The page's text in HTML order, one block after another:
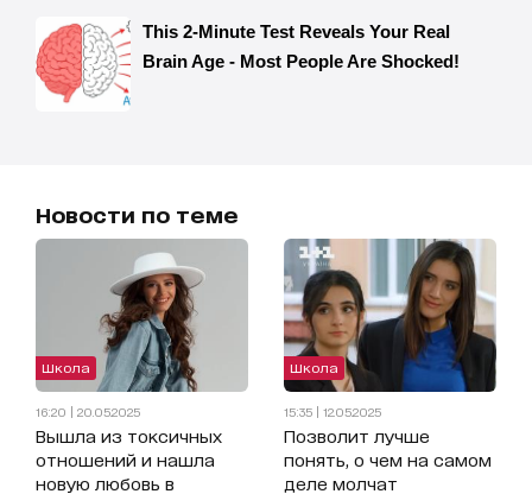
Новости по теме
Школа
16:20 | 20.05.2025
Вышла из токсичных
отношений и нашла
новую любовь в
Школа
15:35 | 12.05.2025
Позволит лучше
понять, о чем на самом
деле молчат